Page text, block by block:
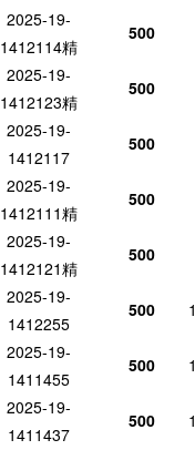
2025-19-
1412114精
500
2025-19-
1412123精
500
2025-19-
1412117
500
2025-19-
1412111精
500
2025-19-
1412121精
500
2025-19-
1412255
500
2025-19-
1411455
500
2025-19-
1411437
500